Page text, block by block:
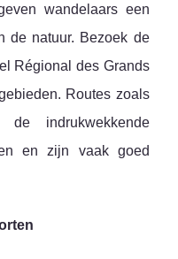
wandelaars een
de natuur. Bezoek de
Régional des Grands
Routes zoals
indrukwekkende
en zijn vaak goed